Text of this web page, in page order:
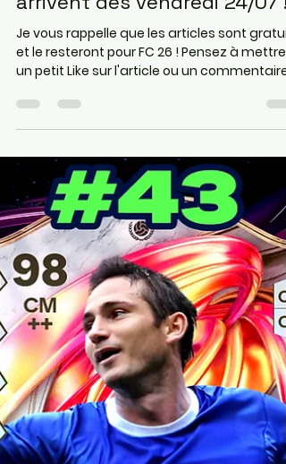
Les étoiles d'été sont dans
les packs FC 26 ! Les Futties
arrivent dès vendredi 24/07 !
Je vous rappelle que les articles sont
et le resteront pour FC 26 ! Pensez à mettre
on prend souvent le temps sur Internet de
râler mais rarement de dire que c'est bien,
donc n'hésitez pas ❤️❤️ Les 2 liens juste en
dessous vous permettront d'aider le site et
de vous rendre directement sur Instant
Gaming ( pour acheter vos jeux , cartes
PSN/Xbox moins cher) et Maxesport ( pour
acheter votre matériel informatique, code
Pro